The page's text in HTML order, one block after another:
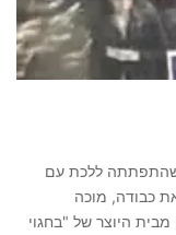
שהתפתתה ללכת עם
כבודה, מוכה
היוצר של "בחגוי